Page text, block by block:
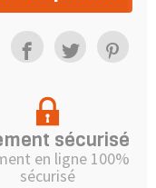
sécurisé
en ligne 100%
sécurisé